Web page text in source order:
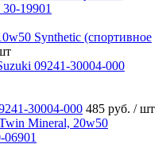
Synthetic (спортивное
30004-000 485 руб. / шт